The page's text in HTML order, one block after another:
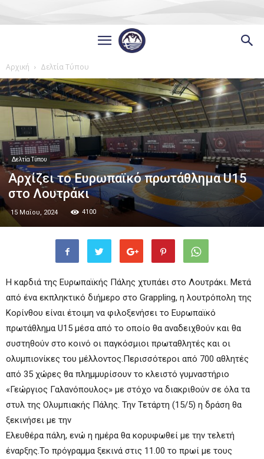
Αρχική Δελτία Τύπου
Δελτία Τύπου
Αρχίζει το Ευρωπαϊκό πρωτάθλημα U15
στο Λουτράκι
15 Μαΐου, 2024 4100
Η καρδιά της Ευρωπαϊκής Πάλης χτυπάει στο Λουτράκι. Μετά
από ένα εκπληκτικό διήμερο στο Grappling, η λουτρόπολη της
Κορίνθου είναι έτοιμη να φιλοξενήσει το Ευρωπαϊκό
πρωτάθλημα U15 μέσα από το οποίο θα αναδειχθούν και θα
συστηθούν στο κοινό οι παγκόσμιοι πρωταθλητές και οι
ολυμπιονίκες του μέλλοντος.Περισσότεροι από 700 αθλητές
από 35 χώρες θα πλημμυρίσουν το κλειστό γυμναστήριο
«Γεώργιος Γαλανόπουλος» με στόχο να διακριθούν σε όλα τα
στυλ της Ολυμπιακής Πάλης. Την Τετάρτη (15/5) η δράση θα
ξεκινήσει με την
Ελευθέρα πάλη, ενώ η ημέρα θα κορυφωθεί με την τελετή
έναρξης.Το πρόγραμμα ξεκινά στις 11.00 το πρωί με τους